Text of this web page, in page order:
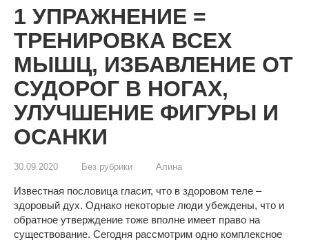
1 УПРАЖНЕНИЕ =
ТРЕНИРОВКА ВСЕХ
МЫШЦ, ИЗБАВЛЕНИЕ ОТ
СУДОРОГ В НОГАХ,
УЛУЧШЕНИЕ ФИГУРЫ И
ОСАНКИ
30.09.2020 Без рубрики Алина
Известная пословица гласит, что в здоровом теле –
здоровый дух. Однако некоторые люди убеждены, что и
обратное утверждение тоже вполне имеет право на
существование. Сегодня рассмотрим одно комплексное